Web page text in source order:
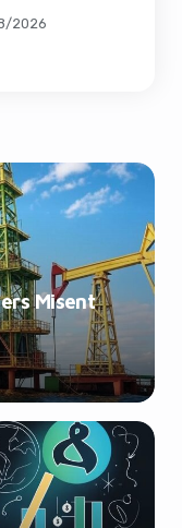
2026
Misent